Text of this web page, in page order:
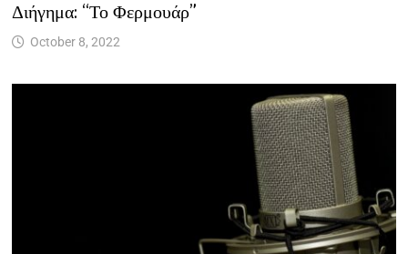
Διήγημα: “Το Φερμουάρ”
October 8, 2022